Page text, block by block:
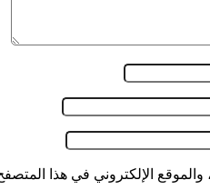
الإلكتروني في هذا